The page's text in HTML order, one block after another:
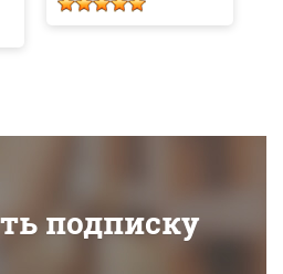
подписку